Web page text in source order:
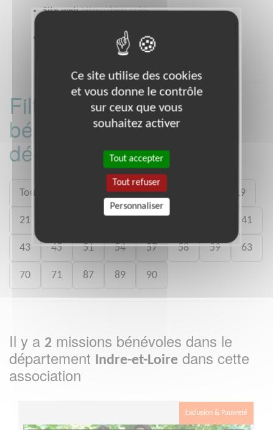
Site web https://blog.ccfd-
TOURS (37000)
Filtrer les missions
bénévoles par
département :
Toute la France 03 08 19
21 41
43 45 51 54 57 58 59 63
70 71 87 89 90
Il y a 2 missions bénévoles dans le
département Indre-et-Loire dans cette
association
Exclusion & Pauvreté
Ce site utilise des cookies
et vous donne le contrôle
sur ceux que vous
souhaitez activer
Tout accepter
Tout refuser
Personnaliser